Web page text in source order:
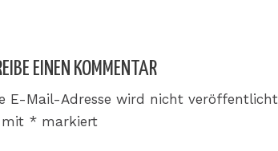
EINEN KOMMENTAR
E-Mail-Adresse wird nicht
mit * markiert